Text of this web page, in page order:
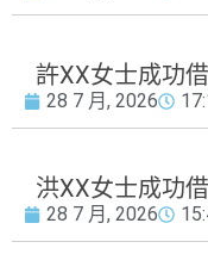
許XX女士成功
28 7 月, 2026
洪XX女士成功
28 7 月, 2026